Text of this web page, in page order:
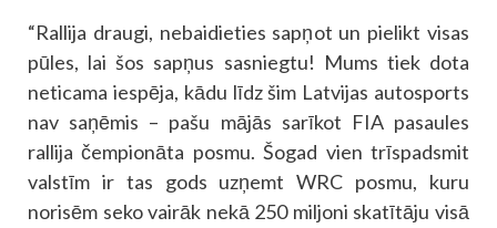
“Rallija draugi, nebaidieties sapņot un pielikt visas
pūles, lai šos sapņus sasniegtu! Mums tiek dota
neticama iespēja, kādu līdz šim Latvijas autosports
nav saņēmis – pašu mājās sarīkot FIA pasaules
rallija čempionāta posmu. Šogad vien trīspadsmit
valstīm ir tas gods uzņemt WRC posmu, kuru
norisēm seko vairāk nekā 250 miljoni skatītāju visā